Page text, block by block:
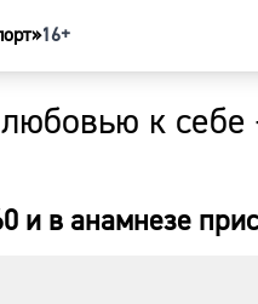
16+
к
и в анамнезе